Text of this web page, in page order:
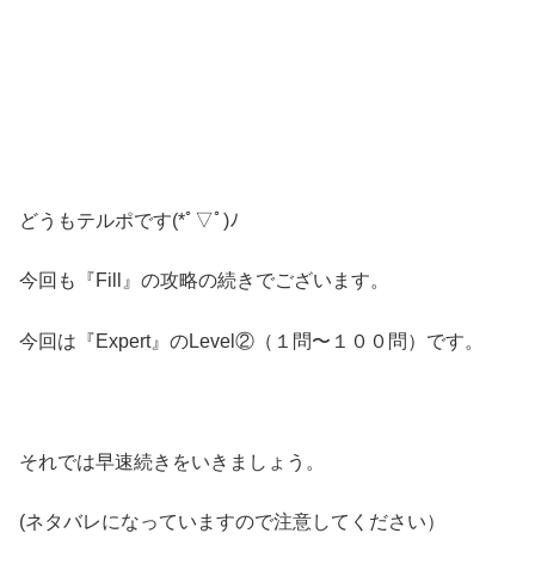
どうもテルポです(*ﾟ▽ﾟ)ﾉ
今回も『Fill』の攻略の続きでございます。
今回は『Expert』のLevel②（１問〜１００問）です。
それでは早速続きをいきましょう。
(ネタバレになっていますので注意してください）